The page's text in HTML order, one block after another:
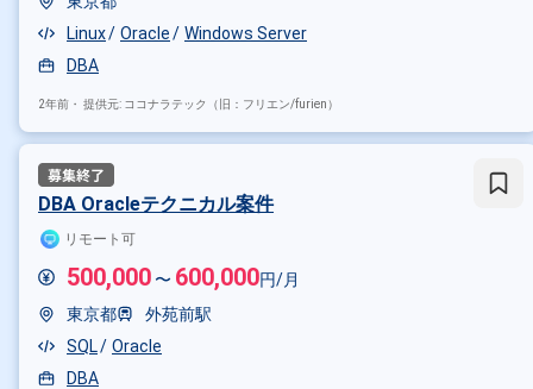
Linux
Oracle
Windows Server
DBA
2年前・ 提供元: ココナラテック（旧：フリエン/furien）
DBA Oracleテクニカル案件
リモート可
500,000 〜 600,000円/月
東京都
外苑前駅
SQL
Oracle
DBA